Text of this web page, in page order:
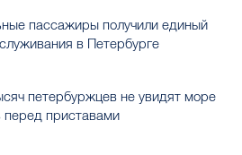
пассажиры получили единый
в Петербурге
петербуржцев не увидят море
перед приставами